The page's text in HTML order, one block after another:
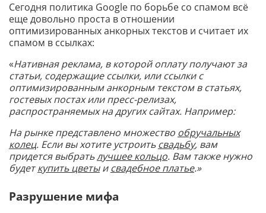
Сегодня политика Google по борьбе со спамом всё
еще довольно проста в отношении
оптимизированных анкорных текстов и считает их
спамом в ссылках:
«Нативная реклама, в которой оплату получают за
статьи, содержащие ссылки, или ссылки с
оптимизированным анкорным текстом в статьях,
гостевых постах или пресс-релизах,
распространяемых на других сайтах. Например:
На рынке представлено множество обручальных
колец. Если вы хотите устроитьсвадьбу, вам
придется выбратьлучшее кольцо. Вам также нужно
будеткупить цветыисвадебное платье.»
Разрушение мифа